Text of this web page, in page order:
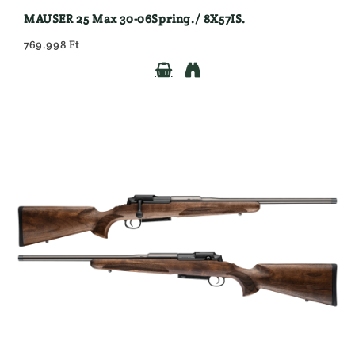
MAUSER 25 Max 30-06Spring./ 8X57IS.
769.998 Ft

